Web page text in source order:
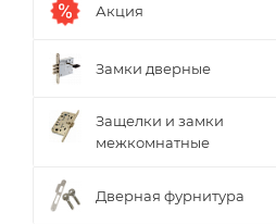
Акция
Замки дверные
Защелки и замки
межкомнатные
Дверная фурнитура